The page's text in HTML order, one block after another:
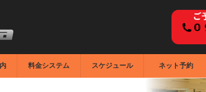
料金システム スケジュール ネット予約